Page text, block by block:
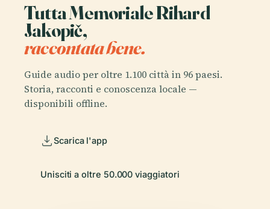
Tutta Memoriale Rihard
Jakopič,
raccontata bene.
Guide audio per oltre 1.100 città in 96 paesi.
Storia, racconti e conoscenza locale —
disponibili offline.
Scarica l'app
Unisciti a oltre 50.000 viaggiatori